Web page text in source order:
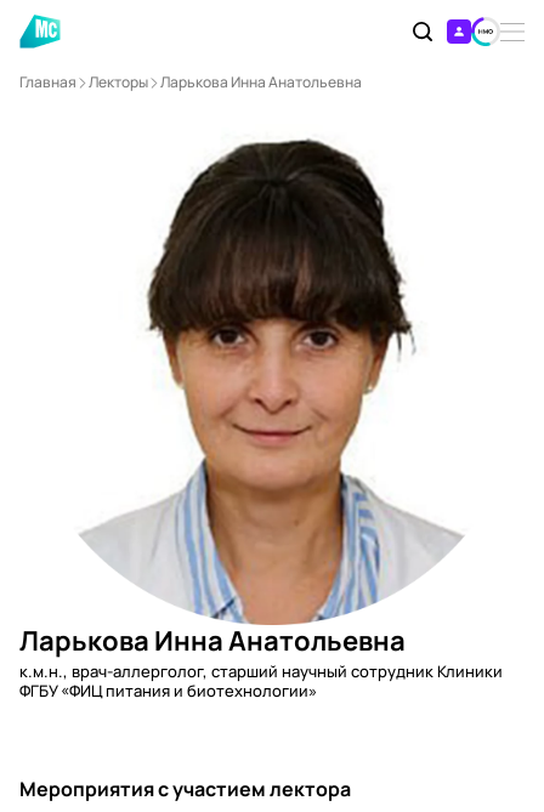
Главная Лекторы Ларькова Инна Анатольевна
Ларькова Инна Анатольевна
к.м.н., врач-аллерголог, старший научный сотрудник Клиники
ФГБУ «ФИЦ питания и биотехнологии»
Мероприятия c участием лектора